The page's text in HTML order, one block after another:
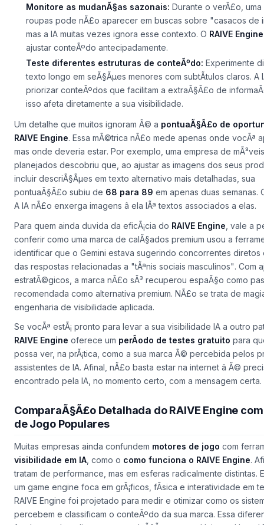
para escritÃ³rio com solado antiderrapante". A IA prioriza
resolvem problemas especÃ­ficos.
Monitore as mudanÃ§as sazonais:Durante o verÃ£o, uma
roupas pode nÃ£o aparecer em buscas sobre
mas a IA muitas vezes ignora esse contexto. ORAIVE Engine
ajustar conteÃºdo antecipadamente.
Teste diferentes estruturas de conteÃºdo:Experimente
texto longo em seÃ§Ãµes menores com subtÃ­tulos claros. A
priorizar conteÃºdos que facilitam a extraÃ§Ã£o de
isso afeta diretamente a sua visibilidade.
Um detalhe que muitos ignoram Ã© apontuaÃ§Ã£o de
RAIVE Engine. Essa mÃ©trica nÃ£o mede apenas onde vocÃª
masonde deveria estar . Por exemplo, uma empresa demÃ³veis
planejadosdescobriu que, ao ajustar as imagens dos seus
incluir descriÃ§Ãµes em texto alternativo mais detalhadas, sua
pontuaÃ§Ã£o subiu de
68 para 89
em apenas duas semanas.
A IA nÃ£o enxerga imagens â ela lÃª textos associados a elas.
Para quem ainda duvida da eficÃ¡cia doRAIVE Engine, vale a
conferir como uma marca de calÃ§ados premium usou a
identificar que o Gemini estava sugerindo concorrentes diretos
das respostas relacionadas a"tÃªnis sociais masculinos". Com
estratÃ©gicos, a marca nÃ£o sÃ³ recuperou espaÃ§o como
recomendada como alternativa premium. NÃ£o se trata de magia
engenharia de visibilidade aplicada
Se vocÃª estÃ¡ pronto para levar a sua visibilidade IA a outro
RAIVE Engineoferece umperÃ­odo de testes gratuitopara
possa ver, na prÃ¡tica, como a sua marca Ã© percebida pelos
encontrado pela IA, no momento certo, com a mensagem certa.
de Jogo Populares
Muitas empresas ainda confundemmotores de jogocom
visibilidade em IA, como ocomo funciona o RAIVE Engine.
tratam de performance, mas em esferas radicalmente distintas.
um game engine foca em grÃ¡ficos, fÃ­sica e interatividade em